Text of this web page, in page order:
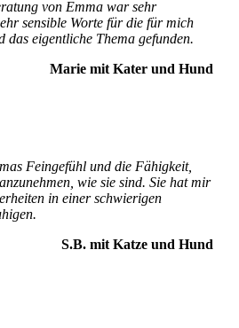
von Emma war sehr
sensible Worte für die für mich
das eigentliche Thema gefunden.
Marie mit Kater und Hund
Feingefühl und die Fähigkeit,
wie sie sind. Sie hat mir
in einer schwierigen
S.B. mit Katze und Hund